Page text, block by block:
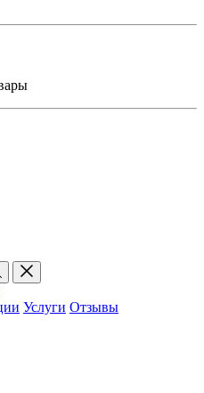
Услуги Отзывы